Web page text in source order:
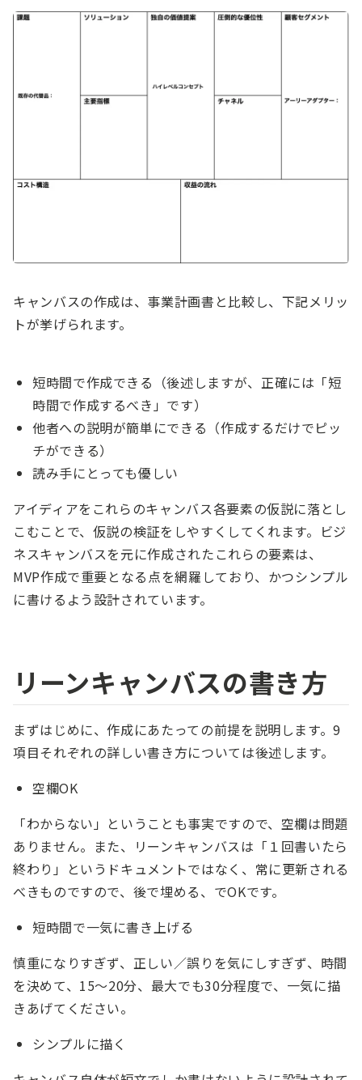
キャンバスの作成は、事業計画書と比較し、下記メリッ
トが挙げられます。
短時間で作成できる（後述しますが、正確には「短
時間で作成するべき」です）
他者への説明が簡単にできる（作成するだけでピッ
チができる）
読み手にとっても優しい
アイディアをこれらのキャンバス各要素の仮説に落とし
こむことで、仮説の検証をしやすくしてくれます。ビジ
ネスキャンバスを元に作成されたこれらの要素は、
MVP作成で重要となる点を網羅しており、かつシンプル
に書けるよう設計されています。
リーンキャンバスの書き方
まずはじめに、作成にあたっての前提を説明します。9
項目それぞれの詳しい書き方については後述します。
空欄OK
「わからない」ということも事実ですので、空欄は問題
ありません。また、リーンキャンバスは「１回書いたら
終わり」というドキュメントではなく、常に更新される
べきものですので、後で埋める、でOKです。
短時間で一気に書き上げる
慎重になりすぎず、正しい／誤りを気にしすぎず、時間
を決めて、15〜20分、最大でも30分程度で、一気に描
きあげてください。
シンプルに描く